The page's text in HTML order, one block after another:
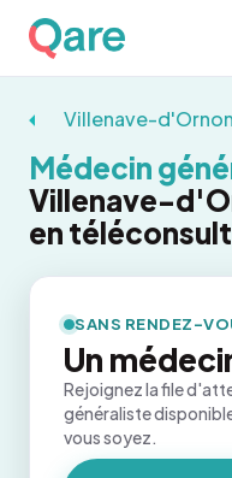
Villenave-
Médecin
Villenave-
en
SANS RENDEZ-
Un
Rejoignez la file
généraliste
vous soyez.